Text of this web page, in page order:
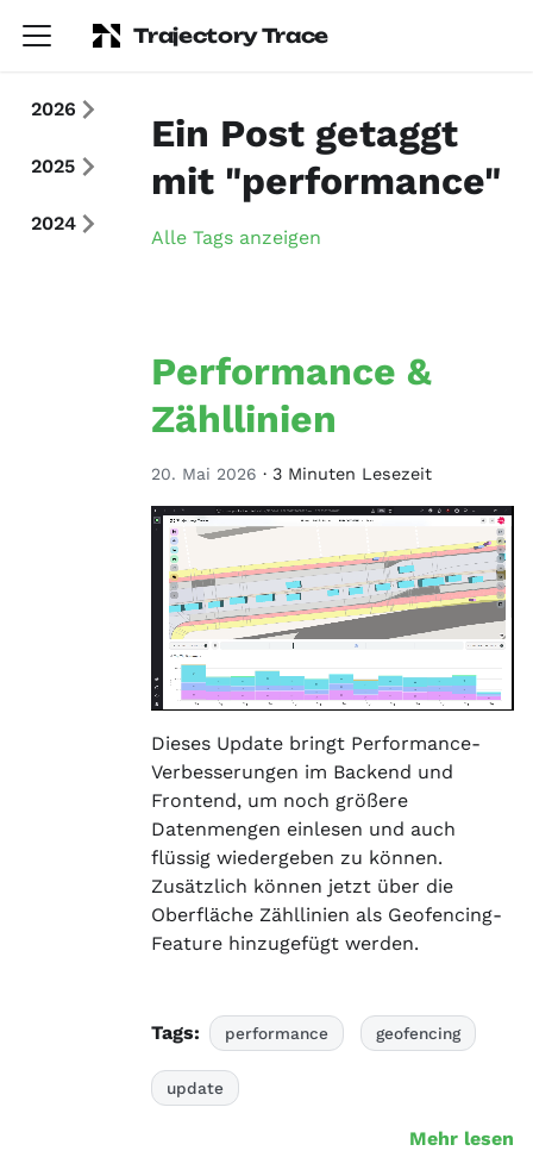
Trajectory Trace
2026
2025
2024
Ein Post getaggt
mit "performance"
Alle Tags anzeigen
Performance &
Zähllinien
20. Mai 2026 · 3 Minuten Lesezeit
Dieses Update bringt Performance-
Verbesserungen im Backend und
Frontend, um noch größere
Datenmengen einlesen und auch
flüssig wiedergeben zu können.
Zusätzlich können jetzt über die
Oberfläche Zähllinien als Geofencing-
Feature hinzugefügt werden.
Tags: performance geofencing
update
Mehr lesen